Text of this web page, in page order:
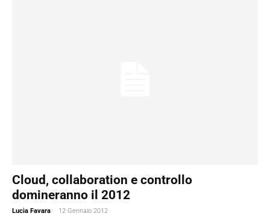
Cloud, collaboration e controllo
domineranno il 2012
Lucia Favara - 12 Gennaio 2012